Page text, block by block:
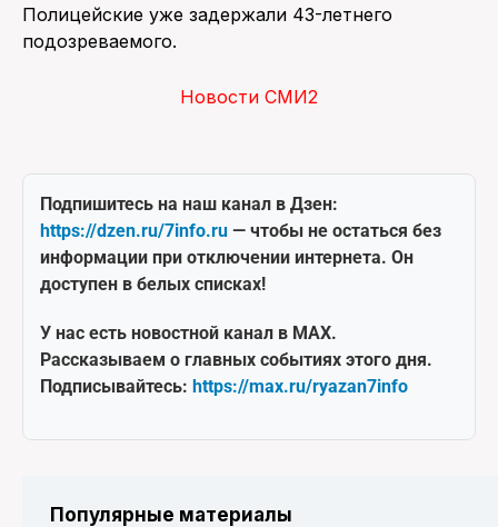
Полицейские уже задержали 43-летнего
подозреваемого.
Новости СМИ2
Подпишитесь на наш канал в Дзен:
https://dzen.ru/7info.ru — чтобы не остаться без
информации при отключении интернета. Он
доступен в белых списках!
У нас есть новостной канал в MAX.
Рассказываем о главных событиях этого дня.
Подписывайтесь: https://max.ru/ryazan7info
Популярные материалы